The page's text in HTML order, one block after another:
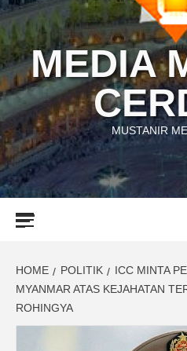
MEDIA
MUSTANIR
HOME POLITIK
ICC MINTA
MYANMAR ATAS KEJAHATAN
ROHINGYA